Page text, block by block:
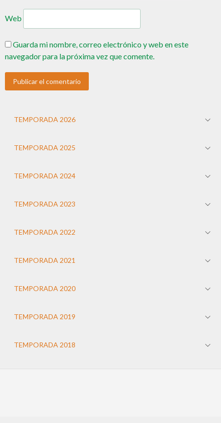
Web
Guarda mi nombre, correo electrónico y web en este
navegador para la próxima vez que comente.
TEMPORADA 2026
TEMPORADA 2025
TEMPORADA 2024
TEMPORADA 2023
TEMPORADA 2022
TEMPORADA 2021
TEMPORADA 2020
TEMPORADA 2019
TEMPORADA 2018